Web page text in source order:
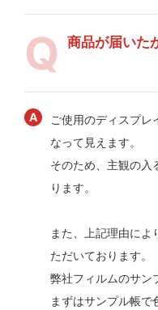
商品が届いた
ご使用のディスプレ
なって見えます。
そのため、主観の入
ります。
また、上記理由に
ただいております。
弊社フィルムのサン
まずはサンプル帳